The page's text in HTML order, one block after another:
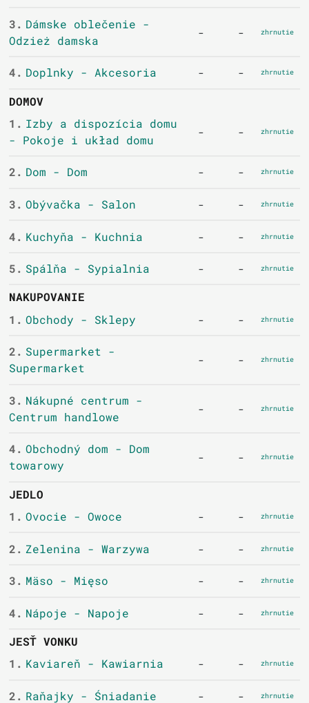
3. Dámske oblečenie -
Odzież damska
- - zhrnutie
4. Doplnky - Akcesoria - - zhrnutie
DOMOV
1. Izby a dispozícia domu
- Pokoje i układ domu
- - zhrnutie
2. Dom - Dom - - zhrnutie
3. Obývačka - Salon - - zhrnutie
4. Kuchyňa - Kuchnia - - zhrnutie
5. Spálňa - Sypialnia - - zhrnutie
NAKUPOVANIE
1. Obchody - Sklepy - - zhrnutie
2. Supermarket -
Supermarket
- - zhrnutie
3. Nákupné centrum -
Centrum handlowe
- - zhrnutie
4. Obchodný dom - Dom
towarowy
- - zhrnutie
JEDLO
1. Ovocie - Owoce - - zhrnutie
2. Zelenina - Warzywa - - zhrnutie
3. Mäso - Mięso - - zhrnutie
4. Nápoje - Napoje - - zhrnutie
JESŤ VONKU
1. Kaviareň - Kawiarnia - - zhrnutie
2. Raňajky - Śniadanie - - zhrnutie